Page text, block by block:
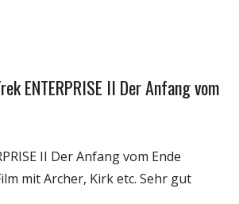
ENTERPRISE II Der Anfang vom
II Der Anfang vom Ende
mit Archer, Kirk etc. Sehr gut